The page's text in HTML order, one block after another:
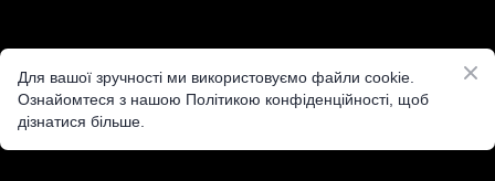
Политіка конфіденційності
Публічна оферта
Для вашої зручності ми використовуємо файли cookie.
Ознайомтеся з нашою Політикою конфіденційності, щоб
дізнатися більше.